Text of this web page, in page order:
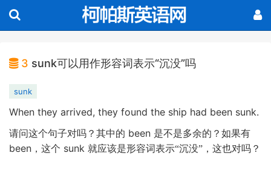
3 sunk可以用作形容词表示“沉没”吗
sunk
When they arrived, they found the ship had been sunk.
请问这个句子对吗？其中的 been 是不是多余的？如果有
been ，这个 sunk 就应该是形容词表示“沉没”，这也对吗？